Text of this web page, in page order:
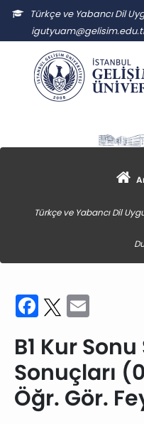
Türkçe ve Yabancı Dil
Türkçe ve Yabancı Dil
Facebook
Twitter
B1 Kur Sonu
Sonuçları
Öğr. Gör.